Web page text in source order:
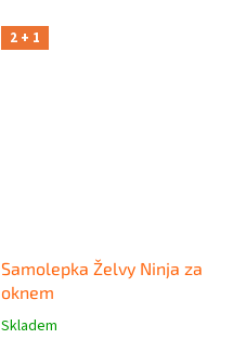
2 + 1
Samolepka Želvy Ninja za
oknem
Skladem